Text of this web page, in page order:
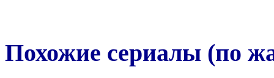
Похожие сериалы (по